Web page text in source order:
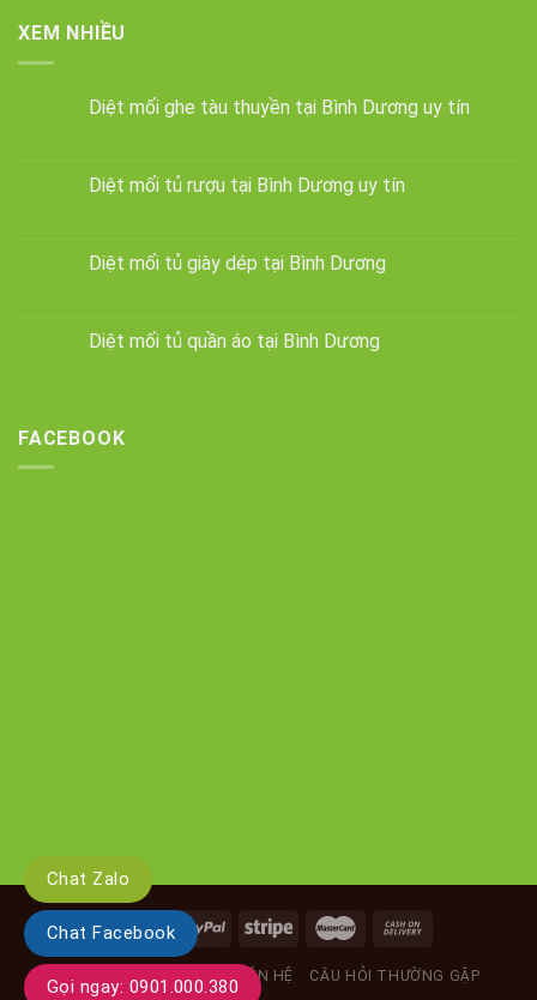
XEM NHIỀU
Diệt mối ghe tàu thuyền tại Bình Dương uy tín
Diệt mối tủ rượu tại Bình Dương uy tín
Diệt mối tủ giày dép tại Bình Dương
Diệt mối tủ quần áo tại Bình Dương
FACEBOOK
GIỚI THIỆU TIN TỨC LIÊN HỆ CÂU HỎI THƯỜNG GẶP
Chat Zalo
Chat Facebook
Gọi ngay: 0901.000.380